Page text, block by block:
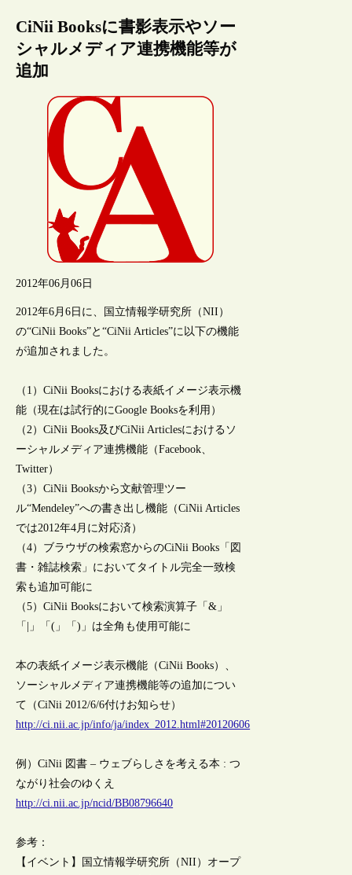
CiNii Booksに書影表示やソー
シャルメディア連携機能等が
追加
2012年06月06日
2012年6月6日に、国立情報学研究所（NII）
の“CiNii Books”と“CiNii Articles”に以下の機能
が追加されました。
（1）CiNii Booksにおける表紙イメージ表示機
能（現在は試行的にGoogle Booksを利用）
（2）CiNii Books及びCiNii Articlesにおけるソ
ーシャルメディア連携機能（Facebook、
Twitter）
（3）CiNii Booksから文献管理ツー
ル“Mendeley”への書き出し機能（CiNii Articles
では2012年4月に対応済）
（4）ブラウザの検索窓からのCiNii Books「図
書・雑誌検索」においてタイトル完全一致検
索も追加可能に
（5）CiNii Booksにおいて検索演算子「&」
「|」「(」「)」は全角も使用可能に
本の表紙イメージ表示機能（CiNii Books）、
ソーシャルメディア連携機能等の追加につい
て（CiNii 2012/6/6付けお知らせ）
http://ci.nii.ac.jp/info/ja/index_2012.html#20120606
例）CiNii 図書 – ウェブらしさを考える本 : つ
ながり社会のゆくえ
http://ci.nii.ac.jp/ncid/BB08796640
参考：
【イベント】国立情報学研究所（NII）オープ